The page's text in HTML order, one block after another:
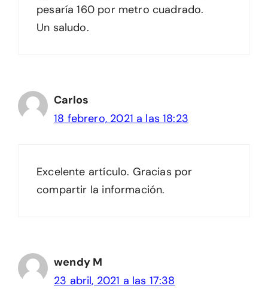
pesaría 160 por metro cuadrado.
Un saludo.
Carlos
18 febrero, 2021 a las 18:23
Excelente artículo. Gracias por
compartir la información.
wendy M
23 abril, 2021 a las 17:38